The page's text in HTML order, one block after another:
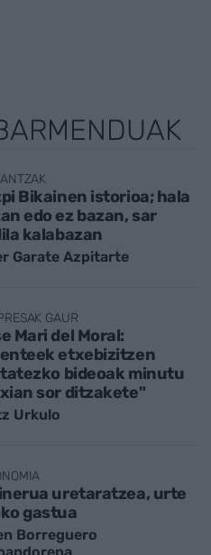
Bikainen istorioa; hala
edo ez bazan, sar
kalabazan
Garate Azpitarte
GAUR
Mari del Moral:
etxebizitzen
bideoak minutu
sor ditzakete"
Urkulo
uretaratzea, urte
gastua
Borreguero